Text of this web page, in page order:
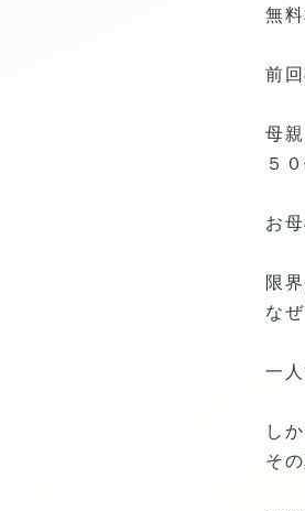
無
前
母
５
お
限
な
一
し
そ